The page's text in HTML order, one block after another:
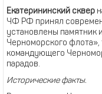
Екатерининский сквер
ЧФ РФ принял
установлены памятник
Черноморского
командующего
парадов.
Исторические факты.